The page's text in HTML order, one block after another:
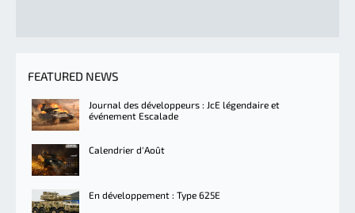
FEATURED NEWS
Journal des développeurs : JcE légendaire et
événement Escalade
Calendrier d'Août
En développement : Type 625E